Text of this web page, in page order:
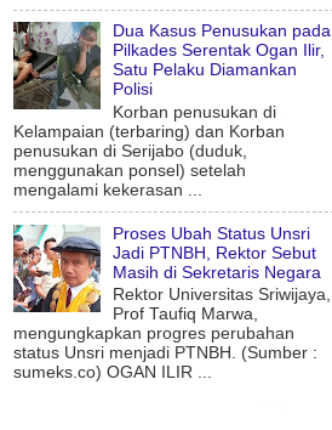
Dua Kasus Penusukan pada
Pilkades Serentak Ogan Ilir,
Satu Pelaku Diamankan
Polisi
Korban penusukan di
Kelampaian (terbaring) dan Korban
penusukan di Serijabo (duduk,
menggunakan ponsel) setelah
mengalami kekerasan ...
Proses Ubah Status Unsri
Jadi PTNBH, Rektor Sebut
Masih di Sekretaris Negara
Rektor Universitas Sriwijaya,
Prof Taufiq Marwa,
mengungkapkan progres perubahan
status Unsri menjadi PTNBH. (Sumber :
sumeks.co) OGAN ILIR ...